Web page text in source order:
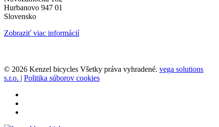
Hurbanovo 947 01
Slovensko
Zobraziť viac informácií
© 2026 Kenzel bicycles Všetky práva vyhradené. vega solutions
s.r.o. | Politika súborov cookies